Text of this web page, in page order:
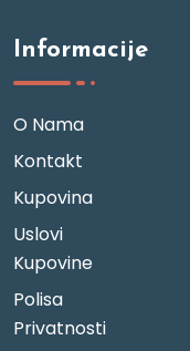
Informacije
O Nama
Kontakt
Kupovina
Uslovi
Kupovine
Polisa
Privatnosti